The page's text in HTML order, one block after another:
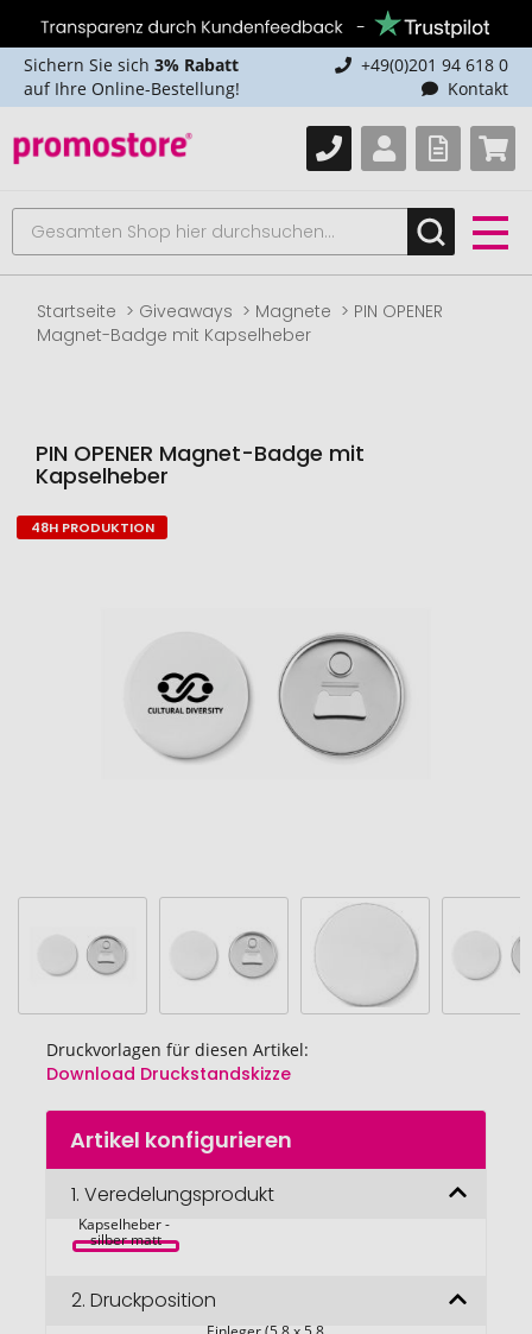
Sichern Sie sich 3% Rabatt
auf Ihre Online-Bestellung!
+49(0)201 94 618 0
Kontakt
Startseite Giveaways Magnete
PIN OPENER
Magnet-Badge mit Kapselheber
PIN OPENER Magnet-Badge mit
Kapselheber
Zum
Druckvorlagen für diesen Artikel:
Download Druckstandskizze
Zum
Anfang
Bildgalerie
springen
48H PRODUKTION
Artikel konfigurieren
1. Veredelungsprodukt
Magnet-Badge
Kapselheber -
silber matt
2. Druckposition